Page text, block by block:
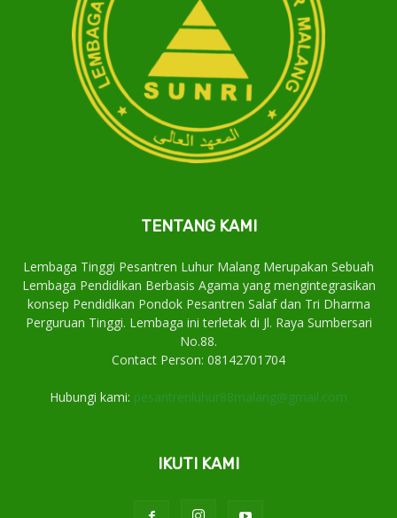
TENTANG KAMI
Lembaga Tinggi Pesantren Luhur Malang Merupakan Sebuah
Lembaga Pendidikan Berbasis Agama yang mengintegrasikan
konsep Pendidikan Pondok Pesantren Salaf dan Tri Dharma
Perguruan Tinggi. Lembaga ini terletak di Jl. Raya Sumbersari
No.88.
Contact Person: 08142701704
Hubungi kami: pesantrenluhur88malang@gmail.com
IKUTI KAMI